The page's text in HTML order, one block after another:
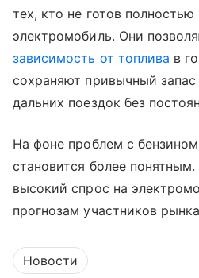
тех, кто не готов полностью
электромобиль. Они
зависимость от топлива в
сохраняют привычный
дальних поездок без
На фоне проблем с
становится более
высокий спрос на
прогнозам участников
Новости